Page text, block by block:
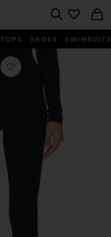
TOPS SHOES SWIMSUITS
お気に入り カプリレギンス